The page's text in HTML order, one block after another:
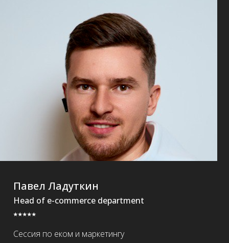
Павел Ладуткин
Head of e-commerce department
⭑⭑⭑⭑⭑
Сессия по еком и маркетингу